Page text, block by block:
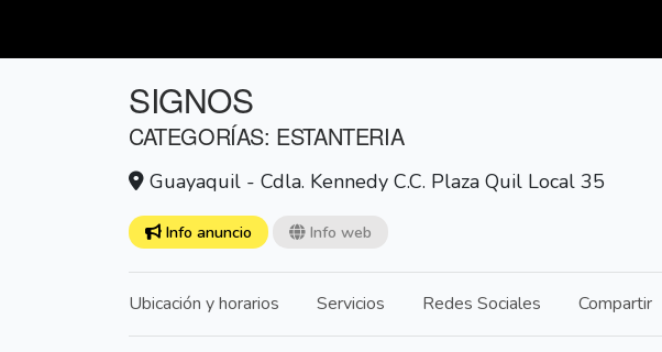
SIGNOS
CATEGORÍAS: ESTANTERIA
Guayaquil - Cdla. Kennedy C.C. Plaza Quil Local 35
Info anuncio Info web
Ubicación y horarios Servicios Redes Sociales Compartir